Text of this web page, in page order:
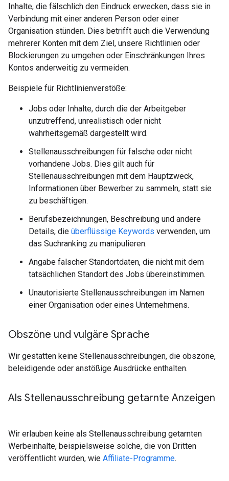
Inhalte, die fälschlich den Eindruck erwecken, dass sie in
Verbindung mit einer anderen Person oder einer
Organisation stünden. Dies betrifft auch die Verwendung
mehrerer Konten mit dem Ziel, unsere Richtlinien oder
Blockierungen zu umgehen oder Einschränkungen Ihres
Kontos anderweitig zu vermeiden.
Beispiele für Richtlinienverstöße:
Jobs oder Inhalte, durch die der Arbeitgeber
unzutreffend, unrealistisch oder nicht
wahrheitsgemäß dargestellt wird.
Stellenausschreibungen für falsche oder nicht
vorhandene Jobs. Dies gilt auch für
Stellenausschreibungen mit dem Hauptzweck,
Informationen über Bewerber zu sammeln, statt sie
zu beschäftigen.
Berufsbezeichnungen, Beschreibung und andere
Details, die überflüssige Keywords verwenden, um
das Suchranking zu manipulieren.
Angabe falscher Standortdaten, die nicht mit dem
tatsächlichen Standort des Jobs übereinstimmen.
Unautorisierte Stellenausschreibungen im Namen
einer Organisation oder eines Unternehmens.
Obszöne und vulgäre Sprache
Wir gestatten keine Stellenausschreibungen, die obszöne,
beleidigende oder anstößige Ausdrücke enthalten.
Als Stellenausschreibung getarnte Anzeigen
Wir erlauben keine als Stellenausschreibung getarnten
Werbeinhalte, beispielsweise solche, die von Dritten
veröffentlicht wurden, wie Affiliate-Programme.